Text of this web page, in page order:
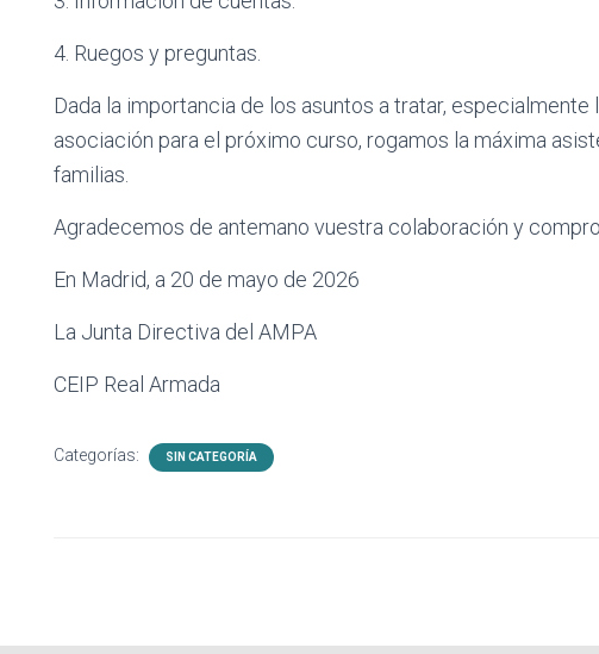
4. Ruegos y preguntas.
Dada la importancia de los asuntos a tratar,
asociación para el próximo curso, rogamos la máxima
familias.
Agradecemos de antemano vuestra colaboración y
En Madrid, a 20 de mayo de 2026
La Junta Directiva del AMPA
CEIP Real Armada
Categorías: SIN CATEGORÍA